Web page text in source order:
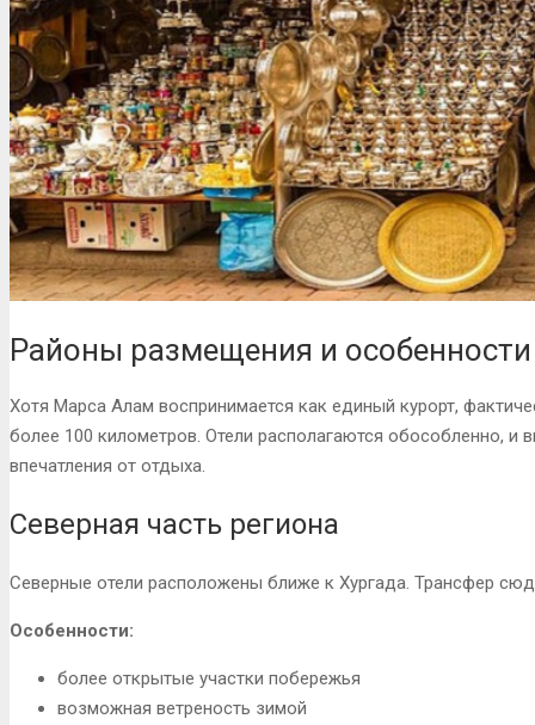
Районы размещения и
Хотя Марса Алам воспринимается как единый курорт,
более 100 километров. Отели располагаются обособленно, и
впечатления от отдыха.
Северная часть региона
Северные отели расположены ближе к Хургада. Трансфер
Особенности:
более открытые участки побережья
возможная ветреность зимой